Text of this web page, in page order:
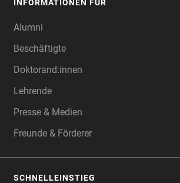
INFORMATIONEN FÜR
Alumni
Beschäftigte
Doktorand:innen
Lehrende
Presse & Medien
Freunde & Förderer
SCHNELLEINSTIEG